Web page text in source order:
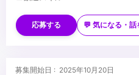
・ご自身の演出作品、または共同
...
応募する 💬 気になる・
募集開始日 : 2025年10月20日